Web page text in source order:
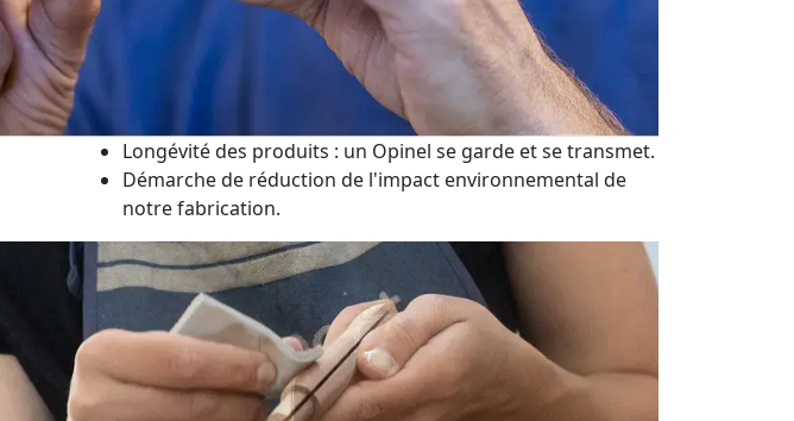
Longévité des produits : un Opinel se garde et se transmet.
Démarche de réduction de l'impact environnemental de
notre fabrication.